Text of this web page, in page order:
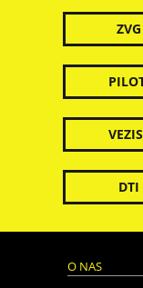
ZVG
DTI
O NAS